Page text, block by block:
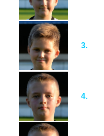
3.
4.